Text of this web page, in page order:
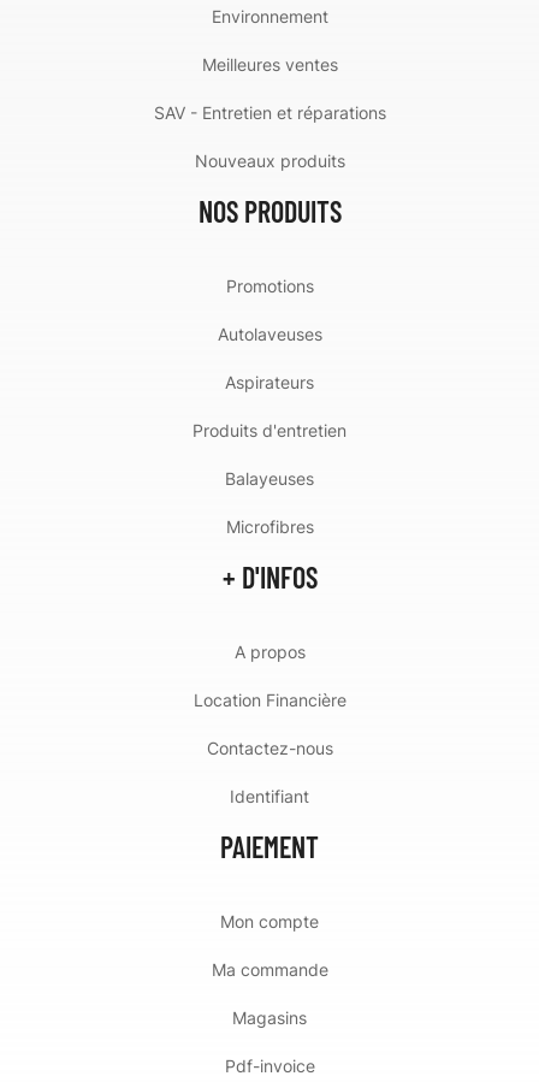
Environnement
Meilleures ventes
SAV - Entretien et réparations
Nouveaux produits
NOS PRODUITS
Promotions
Autolaveuses
Aspirateurs
Produits d'entretien
Balayeuses
Microfibres
+ D'INFOS
A propos
Location Financière
Contactez-nous
Identifiant
PAIEMENT
Mon compte
Ma commande
Magasins
Pdf-invoice